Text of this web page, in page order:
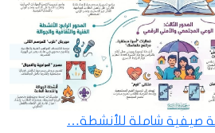
صيفية شاملة للأنشطة…